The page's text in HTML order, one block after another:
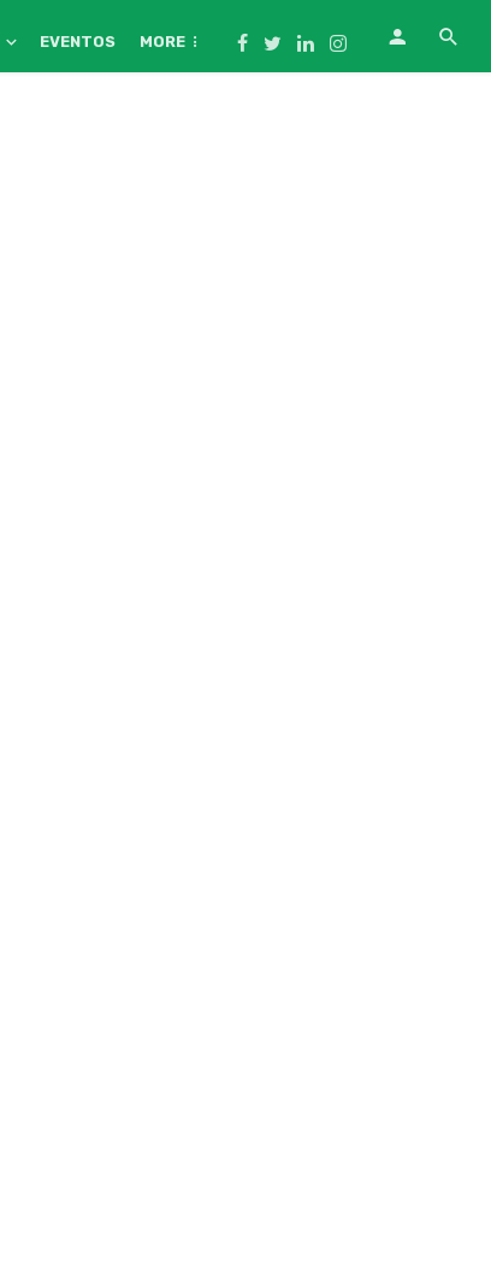
EVENTOS MORE